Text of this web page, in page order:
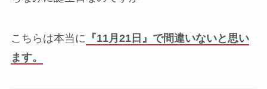
こちらは本当に 『11月21日』で間違いないと思い
ます。